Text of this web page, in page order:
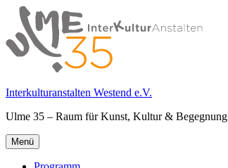
Springe
zum
Inhalt
Interkulturanstalten Westend e.V.
Ulme 35 – Raum für Kunst, Kultur & Begegnung
Primäres
Menü
Menü